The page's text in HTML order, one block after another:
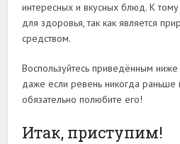
интересных и вкусных блюд. К
для здоровья, так как является
средством.
Воспользуйтесь приведённым
даже если ревень никогда раньше
обязательно полюбите его!
Итак, приступим!